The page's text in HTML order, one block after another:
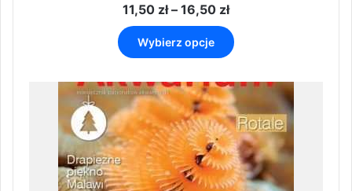
11,50 zł – 16,50 złZakres
od
11,50 zł
16,50 zł
Wybierz opcje
produkt
wiele
wariantów.
Opcje
można
wybrać
na
stronie